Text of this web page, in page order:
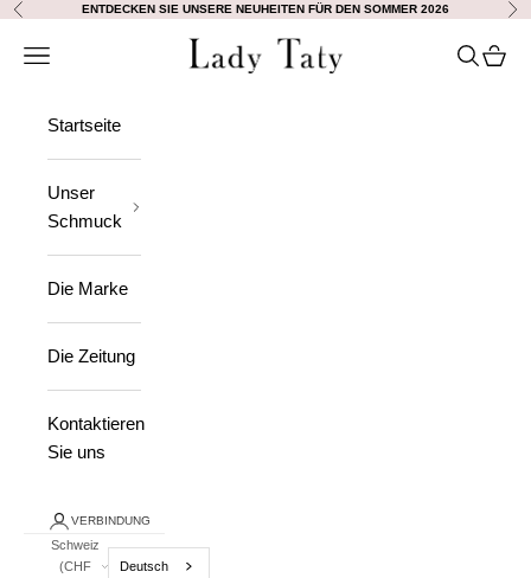
Zum Inhalt springen
Vorherige ENTDECKEN SIE UNSERE NEUHEITEN FÜR DEN SOMMER 2026
Lady Taty
Navigation öffnen Suche
Startseite
Unser
Schmuck
Die Marke
Die Zeitung
Kontaktieren
Sie uns
VERBINDUNG
Schweiz
(CHF
Deutsch